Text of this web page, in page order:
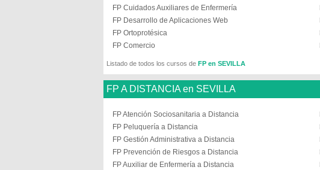
FP Cuidados Auxiliares de Enfermería
FP Desarrollo de Aplicaciones Web
FP Ortoprotésica
FP Comercio
Listado de todos los cursos de FP en SEVILLA
FP A DISTANCIA en SEVILLA
FP Atención Sociosanitaria a Distancia
FP Peluquería a Distancia
FP Gestión Administrativa a Distancia
FP Prevención de Riesgos a Distancia
FP Auxiliar de Enfermería a Distancia